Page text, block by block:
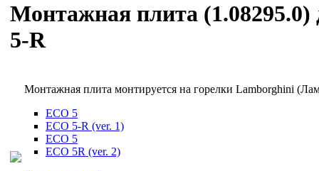
Монтажная плита
5-R
Монтажная плита монтируется на горелки Lamborghini
ECO 5
ECO 5-R (ver. 1)
ECO 5
ECO 5R (ver. 2)